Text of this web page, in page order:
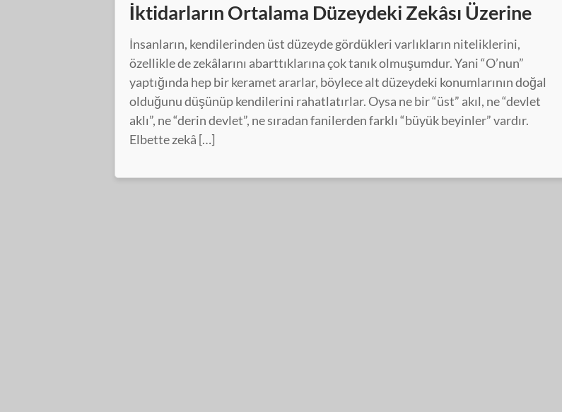
İktidarların Ortalama Düzeydeki Zekâsı Üzerine
İnsanların, kendilerinden üst düzeyde gördükleri varlıkların niteliklerini,
özellikle de zekâlarını abarttıklarına çok tanık olmuşumdur. Yani “O’nun”
yaptığında hep bir keramet ararlar, böylece alt düzeydeki konumlarının doğal
olduğunu düşünüp kendilerini rahatlatırlar. Oysa ne bir “üst” akıl, ne “devlet
aklı”, ne “derin devlet”, ne sıradan fanilerden farklı “büyük beyinler” vardır.
Elbette zekâ […]